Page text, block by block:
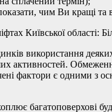
чим Ви кращі та
Київської
використання
активностей.
фактори є одними з
багатоповерхові